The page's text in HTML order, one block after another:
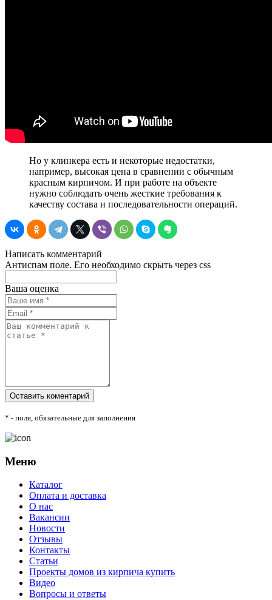
Но у клинкера есть и некоторые недостатки,
например, высокая цена в сравнении с обычным
красным кирпичом. И при работе на объекте
нужно соблюдать очень жесткие требования к
качеству состава и последовательности операций.
Написать комментарий
Антиспам поле. Его необходимо скрыть через css
Ваша оценка
* - поля, обязательные для заполнения
Меню
Каталог
Оплата и доставка
О нас
Вакансии
Новости
Отзывы
Контакты
Статьи
Проекты домов из кирпича купить
Видео
Вопросы и ответы